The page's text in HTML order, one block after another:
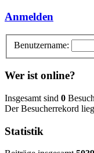
Anmelden
Benutzername:
Wer ist online?
Insgesamt sind 0
Der Besucherrekord
Statistik